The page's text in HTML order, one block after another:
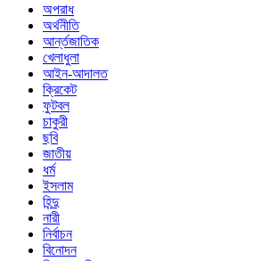
অপরাধ
অর্থনীতি
আর্ন্তজাতিক
খেলাধুলা
আইন-আদালত
ক্রিকেট
ফুটবল
চাকুরী
ছবি
জাতীয়
ধর্ম
ইসলাম
হিন্দু
নারী
নির্বাচন
বিনোদন